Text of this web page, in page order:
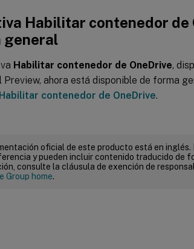
Habilitar contenedor de
general
Habilitar contenedor de OneDrive,
Preview, ahora está disponible de forma
Habilitar contenedor de OneDrive.
oficial de este producto está en
y pueden incluir contenido traducido de
consulte la cláusula de exención de
Group home.